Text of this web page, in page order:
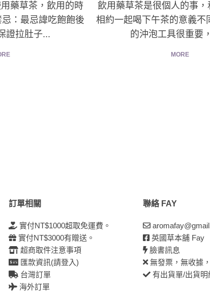
藥草茶，飲用的時
：最忌諱吃飽飽後
證拉肚子...
飲用藥草茶是很個人的事
相約一起喝下午茶的意義不
的沖泡工具很重要
MORE
訂單相關
實付NT$1000超取免運費。
實付NT$3000有贈送。
超商取件注意事項
匯款資訊(請登入)
台灣訂單
海外訂單
聯絡 FAY
英國草本舖 Fay
臉書訊息
無發票，無收據
有出貨單/出貨明